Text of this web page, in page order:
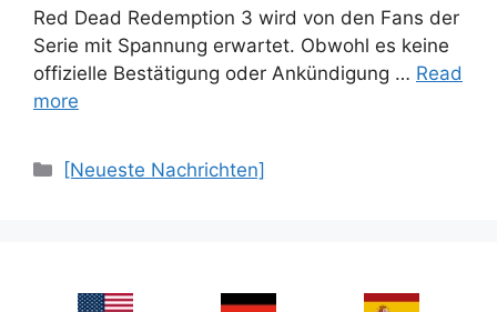
Red Dead Redemption 3 wird von den Fans der
Serie mit Spannung erwartet. Obwohl es keine
offizielle Bestätigung oder Ankündigung … Read
more
Categories
[Neueste Nachrichten]